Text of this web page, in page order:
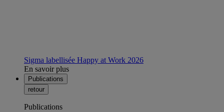
Sigma labellisée Happy at Work 2026
En savoir plus
Publications
retour
Publications